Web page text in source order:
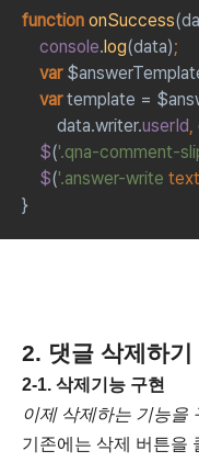
function onSuccess
console.log(data);
var
var template =
        data.writer.
userId,
$('.qna-comment-
$('.answer-write
}
2. 댓글 삭제하기
2-1. 삭제기능 구현
이제 삭제하는 기능을
기존에는 삭제 버튼을